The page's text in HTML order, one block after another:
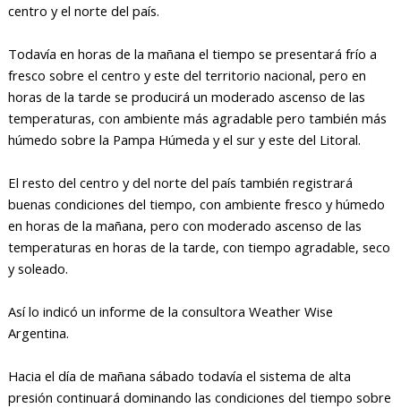
centro y el norte del país.
Todavía en horas de la mañana el tiempo se presentará frío a
fresco sobre el centro y este del territorio nacional, pero en
horas de la tarde se producirá un moderado ascenso de las
temperaturas, con ambiente más agradable pero también más
húmedo sobre la Pampa Húmeda y el sur y este del Litoral.
El resto del centro y del norte del país también registrará
buenas condiciones del tiempo, con ambiente fresco y húmedo
en horas de la mañana, pero con moderado ascenso de las
temperaturas en horas de la tarde, con tiempo agradable, seco
y soleado.
Así lo indicó un informe de la consultora Weather Wise
Argentina.
Hacia el día de mañana sábado todavía el sistema de alta
presión continuará dominando las condiciones del tiempo sobre